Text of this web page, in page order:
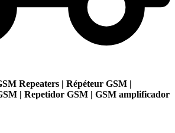
Repeaters | Répéteur GSM |
| Repetidor GSM | GSM amplificador